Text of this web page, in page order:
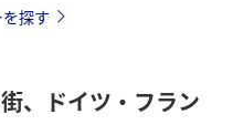
探す
、ドイツ・フラン